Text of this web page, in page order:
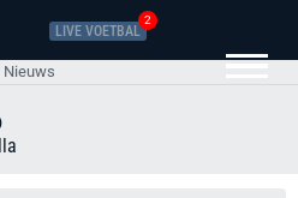
LIVE VOETBAL
2
Nieuws